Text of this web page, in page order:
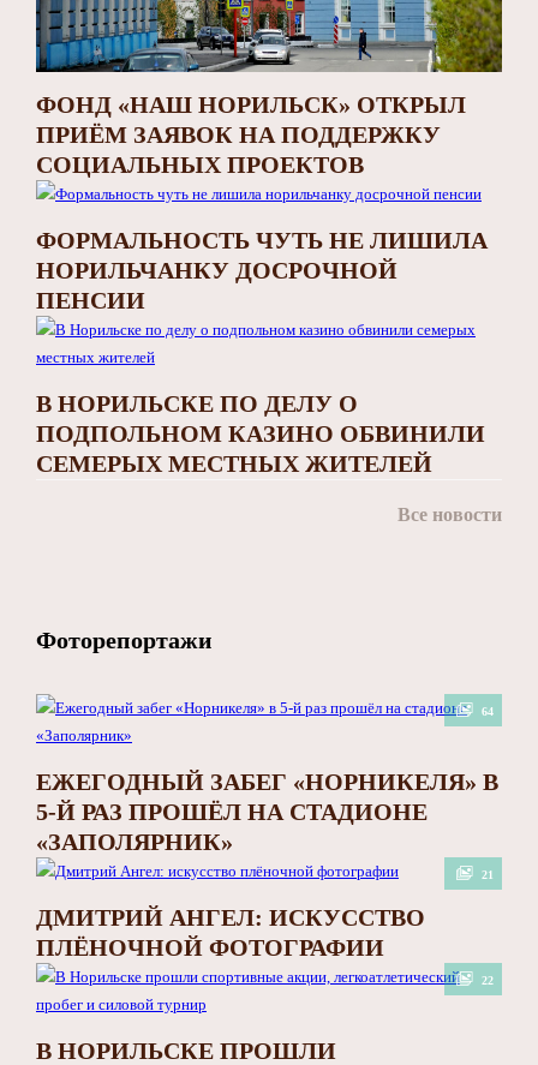
ФОНД «НАШ НОРИЛЬСК» ОТКРЫЛ
ПРИЁМ ЗАЯВОК НА ПОДДЕРЖКУ
СОЦИАЛЬНЫХ ПРОЕКТОВ
ФОРМАЛЬНОСТЬ ЧУТЬ НЕ ЛИШИЛА
НОРИЛЬЧАНКУ ДОСРОЧНОЙ
ПЕНСИИ
В НОРИЛЬСКЕ ПО ДЕЛУ О
ПОДПОЛЬНОМ КАЗИНО ОБВИНИЛИ
СЕМЕРЫХ МЕСТНЫХ ЖИТЕЛЕЙ
Все новости
Фоторепортажи
64
ЕЖЕГОДНЫЙ ЗАБЕГ «НОРНИКЕЛЯ» В
5-Й РАЗ ПРОШЁЛ НА СТАДИОНЕ
«ЗАПОЛЯРНИК»
21
ДМИТРИЙ АНГЕЛ: ИСКУССТВО
ПЛЁНОЧНОЙ ФОТОГРАФИИ
22
В НОРИЛЬСКЕ ПРОШЛИ